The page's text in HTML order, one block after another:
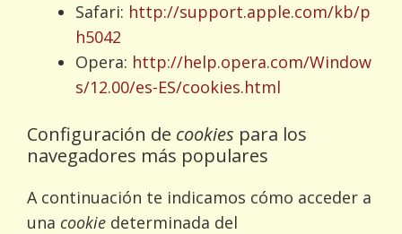
Safari: http://support.apple.com/kb/p
h5042
Opera: http://help.opera.com/Window
s/12.00/es-ES/cookies.html
Configuración de cookies para los
navegadores más populares
A continuación te indicamos cómo acceder a
una cookie determinada del